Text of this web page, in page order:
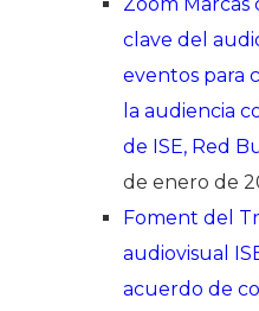
clave del
eventos para
la audiencia
de ISE, Red
de enero de
Foment del
audiovisual
acuerdo de